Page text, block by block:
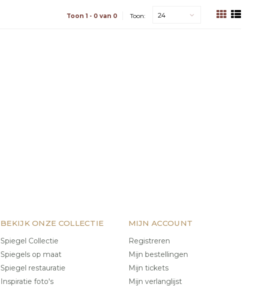
Toon 1 - 0 van 0 Toon: 24
BEKIJK ONZE COLLECTIE
Spiegel Collectie
Spiegels op maat
Spiegel restauratie
Inspiratie foto's
MIJN ACCOUNT
Registreren
Mijn bestellingen
Mijn tickets
Mijn verlanglijst